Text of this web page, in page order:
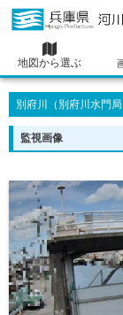
地図から選ぶ
別府川（別府川水門
監視画像